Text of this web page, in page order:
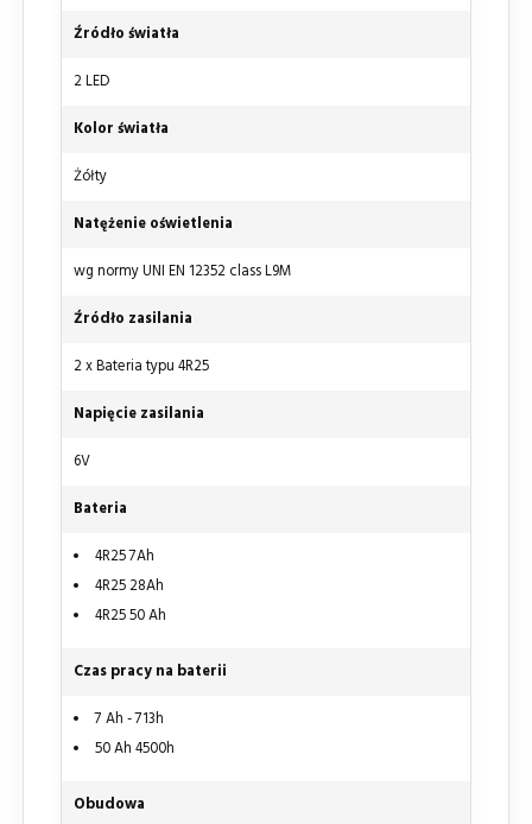
Źródło światła
2 LED
Kolor światła
Żółty
Natężenie oświetlenia
wg normy UNI EN 12352 class L9M
Źródło zasilania
2 x Bateria typu 4R25
Napięcie zasilania
6V
Bateria
4R25 7Ah
4R25 28Ah
4R25 50 Ah
Czas pracy na baterii
7 Ah - 713h
50 Ah 4500h
Obudowa